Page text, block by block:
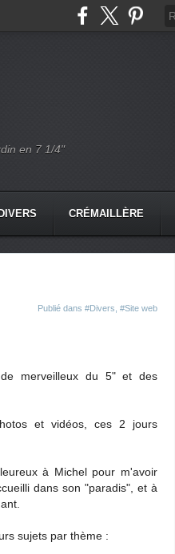
en 7 1/4"
DIVERS CRÉMAILLÈRE
Publié dans #Divers #Site web
merveilleux du 5" et des
et vidéos, ces 2 jours
à Michel pour m'avoir
dans son "paradis", et à
sujets par thème :